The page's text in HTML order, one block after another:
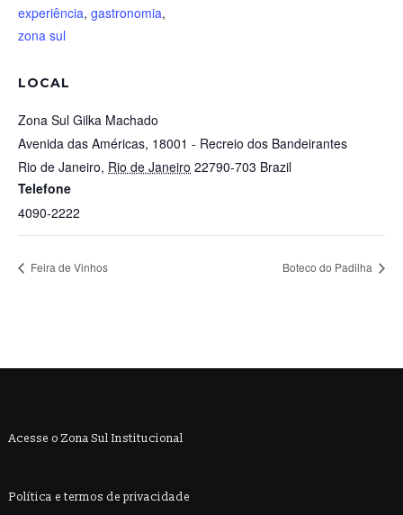
experiência, gastronomia,
zona sul
LOCAL
Zona Sul Gilka Machado
Avenida das Américas, 18001 - Recreio dos Bandeirantes
Rio de Janeiro, Rio de Janeiro 22790-703 Brazil
Telefone
4090-2222
Feira de Vinhos Boteco do Padilha
Acesse o Zona Sul Institucional
Política e termos de privacidade